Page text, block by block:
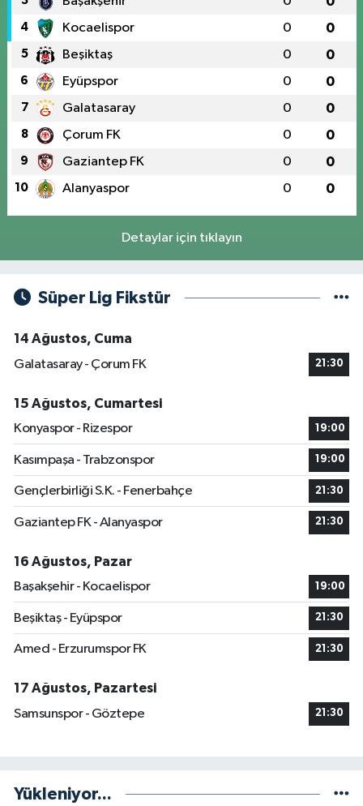
4 Kocaelispor 0 0
5 Beşiktaş 0 0
6 Eyüpspor 0 0
7 Galatasaray 0 0
8 Çorum FK 0 0
9 Gaziantep FK 0 0
10 Alanyaspor 0 0
Detaylar için tıklayın
Süper Lig Fikstür
14 Ağustos, Cuma
Galatasaray - Çorum FK
21:30
15 Ağustos, Cumartesi
Konyaspor - Rizespor
19:00
Kasımpaşa - Trabzonspor 19:00
Gençlerbirliği S.K. - Fenerbahçe 21:30
Gaziantep FK - Alanyaspor 21:30
16 Ağustos, Pazar
Başakşehir - Kocaelispor
19:00
Beşiktaş - Eyüpspor 21:30
Amed - Erzurumspor FK 21:30
17 Ağustos, Pazartesi
Samsunspor - Göztepe
21:30
Yükleniyor...